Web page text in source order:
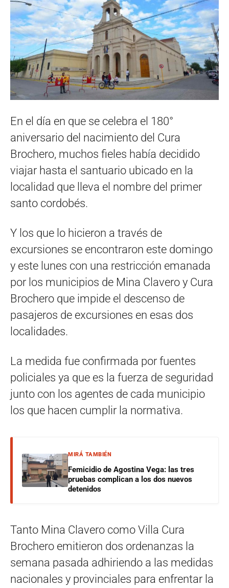
En el día en que se celebra el 180°
aniversario del nacimiento del Cura
Brochero, muchos fieles había decidido
viajar hasta el santuario ubicado en la
localidad que lleva el nombre del primer
santo cordobés.
Y los que lo hicieron a través de
excursiones se encontraron este domingo
y este lunes con una restricción emanada
por los municipios de Mina Clavero y Cura
Brochero que impide el descenso de
pasajeros de excursiones en esas dos
localidades.
La medida fue confirmada por fuentes
policiales ya que es la fuerza de seguridad
junto con los agentes de cada municipio
los que hacen cumplir la normativa.
MIRÁ TAMBIÉN
Femicidio de Agostina Vega: las tres
pruebas complican a los dos nuevos
detenidos
Tanto Mina Clavero como Villa Cura
Brochero emitieron dos ordenanzas la
semana pasada adhiriendo a las medidas
nacionales y provinciales para enfrentar la